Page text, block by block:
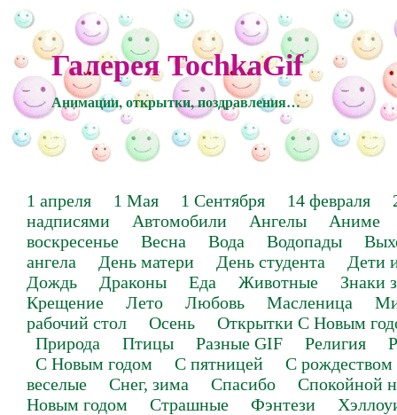
Галерея TochkaGif
Анимации, открытки, поздравления…
1 апреля 1 Мая 1 Сентября 14 февраля
надписями
Автомобили Ангелы
Аниме
воскресенье
Весна Вода Водопады
ангела
День матери День студента
Дети
Дождь
Драконы Еда Животные
Знаки
Крещение
Лето Любовь Масленица
рабочий стол
Осень
Открытки С Новым
Природа
Птицы Разные GIF Религия
С Новым годом
С пятницей
С рождеством
веселые
Снег, зима Спасибо
Спокойной
Новым годом
Страшные Фэнтези